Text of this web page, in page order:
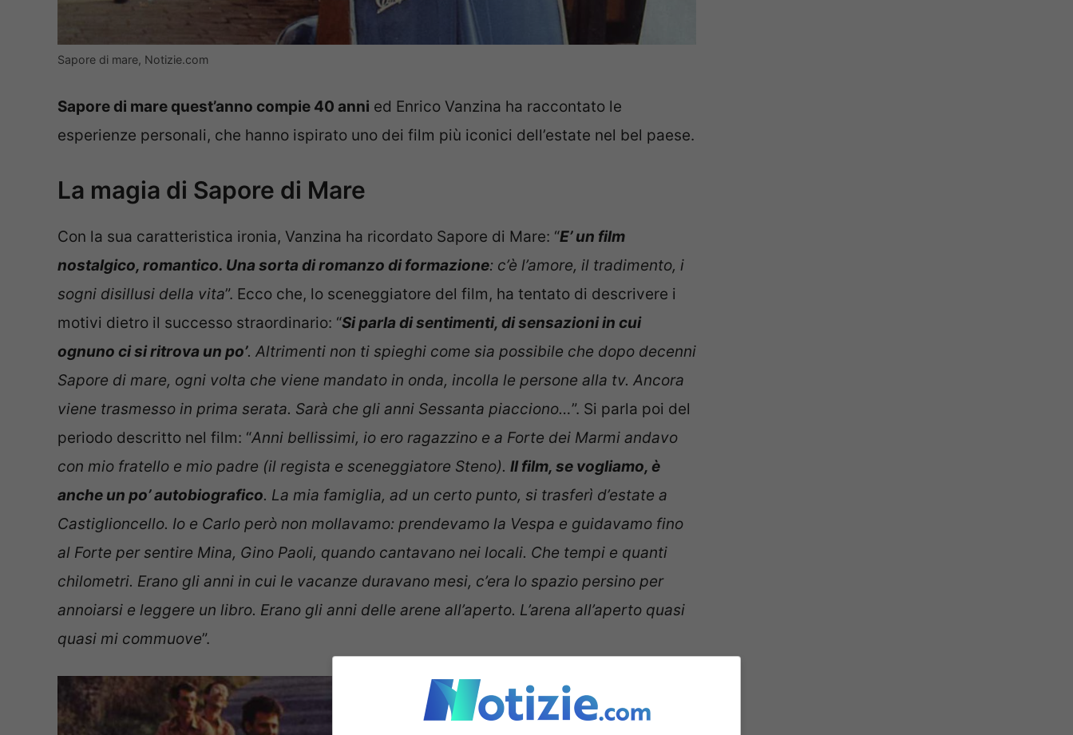
Sapore di mare, Notizie.com
Sapore di mare quest’anno compie 40 anni ed Enrico Vanzina ha raccontato le
esperienze personali, che hanno ispirato uno dei film più iconici dell’estate nel bel paese.
La magia di Sapore di Mare
Con la sua caratteristica ironia, Vanzina ha ricordato Sapore di Mare: “E’ un film
nostalgico, romantico. Una sorta di romanzo di formazione: c’è l’amore, il tradimento, i
sogni disillusi della vita”. Ecco che, lo sceneggiatore del film, ha tentato di descrivere i
motivi dietro il successo straordinario: “Si parla di sentimenti, di sensazioni in cui
ognuno ci si ritrova un po’. Altrimenti non ti spieghi come sia possibile che dopo decenni
Sapore di mare, ogni volta che viene mandato in onda, incolla le persone alla tv. Ancora
viene trasmesso in prima serata. Sarà che gli anni Sessanta piacciono…”. Si parla poi del
periodo descritto nel film: “Anni bellissimi, io ero ragazzino e a Forte dei Marmi andavo
con mio fratello e mio padre (il regista e sceneggiatore Steno). Il film, se vogliamo, è
anche un po’ autobiografico. La mia famiglia, ad un certo punto, si trasferì d’estate a
Castiglioncello. Io e Carlo però non mollavamo: prendevamo la Vespa e guidavamo fino
al Forte per sentire Mina, Gino Paoli, quando cantavano nei locali. Che tempi e quanti
chilometri. Erano gli anni in cui le vacanze duravano mesi, c’era lo spazio persino per
annoiarsi e leggere un libro. Erano gli anni delle arene all’aperto. L’arena all’aperto quasi
quasi mi commuove”.